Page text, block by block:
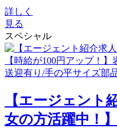
詳しく
見る
スペシャル
【エージェント
女の方活躍中！